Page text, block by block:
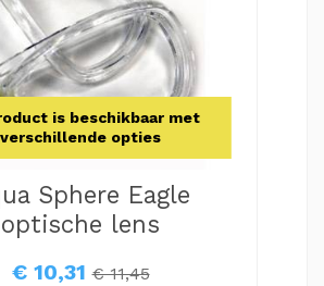
is beschikbaar met
verschillende opties
Sphere Eagle
optische lens
€ 10,31€ 11,45